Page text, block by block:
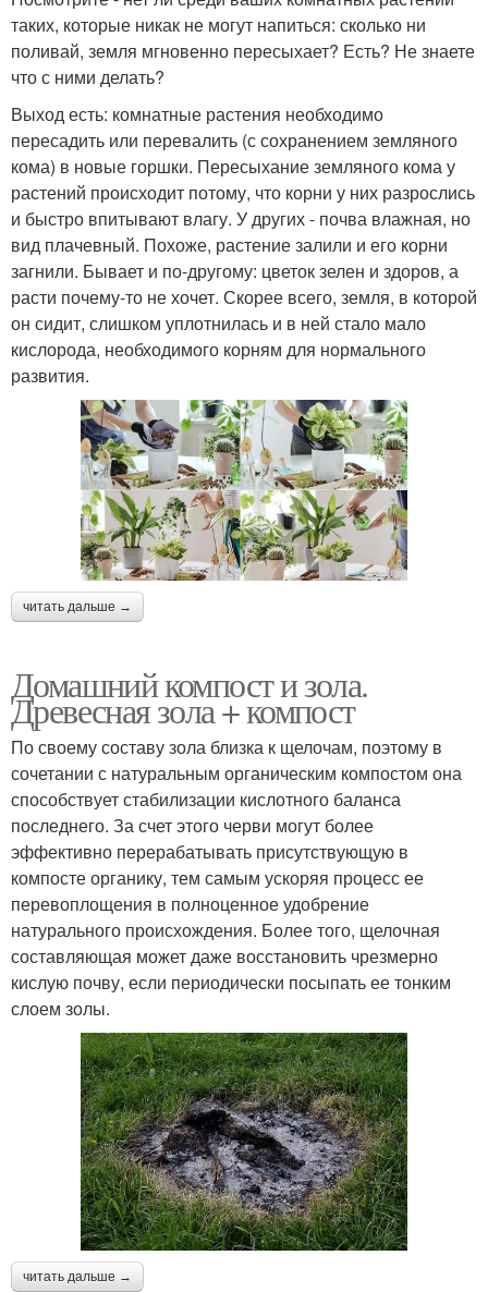
таких, которые никак не могут напиться: сколько ни
поливай, земля мгновенно пересыхает? Есть? Не знаете
что с ними делать?
Выход есть: комнатные растения необходимо
пересадить или перевалить (с сохранением земляного
кома) в новые горшки. Пересыхание земляного кома у
растений происходит потому, что корни у них разрослись
и быстро впитывают влагу. У других - почва влажная, но
вид плачевный. Похоже, растение залили и его корни
загнили. Бывает и по-другому: цветок зелен и здоров, а
расти почему-то не хочет. Скорее всего, земля, в которой
он сидит, слишком уплотнилась и в ней стало мало
кислорода, необходимого корням для нормального
развития.
читать дальше →
Домашний компост и зола.
Древесная зола + компост
По своему составу зола близка к щелочам, поэтому в
сочетании с натуральным органическим компостом она
способствует стабилизации кислотного баланса
последнего. За счет этого черви могут более
эффективно перерабатывать присутствующую в
компосте органику, тем самым ускоряя процесс ее
перевоплощения в полноценное удобрение
натурального происхождения. Более того, щелочная
составляющая может даже восстановить чрезмерно
кислую почву, если периодически посыпать ее тонким
слоем золы.
читать дальше →